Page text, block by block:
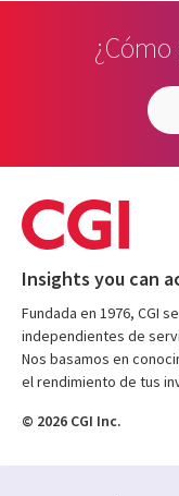
Insights you can
Fundada en 1976, CGI
independientes de
Nos basamos en
el rendimiento de tus
© 2026 CGI Inc.